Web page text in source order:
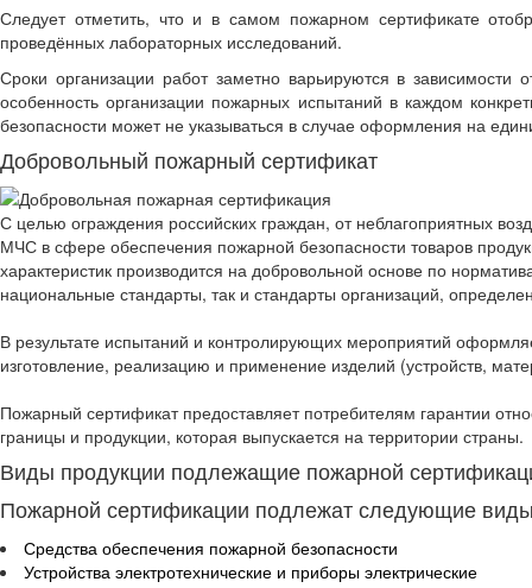
Следует отметить, что и в самом пожарном сертификате
проведённых лабораторных исследований.
Сроки организации работ заметно варьируются в
особенность организации пожарных испытаний в каждом
безопасности может не указываться в случае оформления на
Добровольный пожарный сертификат
С целью ограждения российских граждан, от неблагоприятных
МЧС в сфере обеспечения пожарной безопасности товаров
характеристик производится на добровольной основе по
национальные стандарты, так и стандарты организаций,
В результате испытаний и контролирующих мероприятий
изготовление, реализацию и применение изделий (устройств,
Пожарный сертификат предоставляет потребителям гарантии
границы и продукции, которая выпускается на территории страны.
Виды продукции подлежащие пожарной
Пожарной сертификации подлежат следующие
Средства обеспечения пожарной безопасности
Устройства электротехнические и приборы электрические